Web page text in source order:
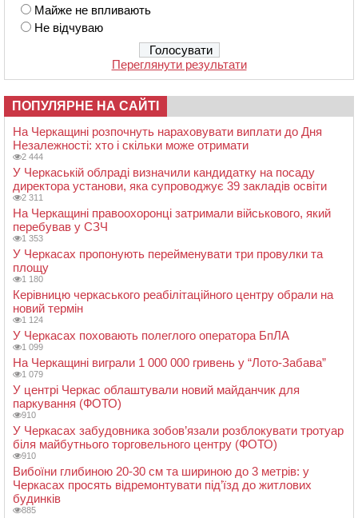
Майже не впливають
Не відчуваю
Переглянути результати
ПОПУЛЯРНЕ НА САЙТІ
На Черкащині розпочнуть нараховувати виплати до Дня
Незалежності: хто і скільки може отримати
2 444
У Черкаській облраді визначили кандидатку на посаду
директора установи, яка супроводжує 39 закладів освіти
2 311
На Черкащині правоохоронці затримали військового, який
перебував у СЗЧ
1 353
У Черкасах пропонують перейменувати три провулки та
площу
1 180
Керівницю черкаського реабілітаційного центру обрали на
новий термін
1 124
У Черкасах поховають полеглого оператора БпЛА
1 099
На Черкащині виграли 1 000 000 гривень у “Лото-Забава”
1 079
У центрі Черкас облаштували новий майданчик для
паркування (ФОТО)
910
У Черкасах забудовника зобов’язали розблокувати тротуар
біля майбутнього торговельного центру (ФОТО)
910
Вибоїни глибиною 20-30 см та шириною до 3 метрів: у
Черкасах просять відремонтувати під’їзд до житлових
будинків
885